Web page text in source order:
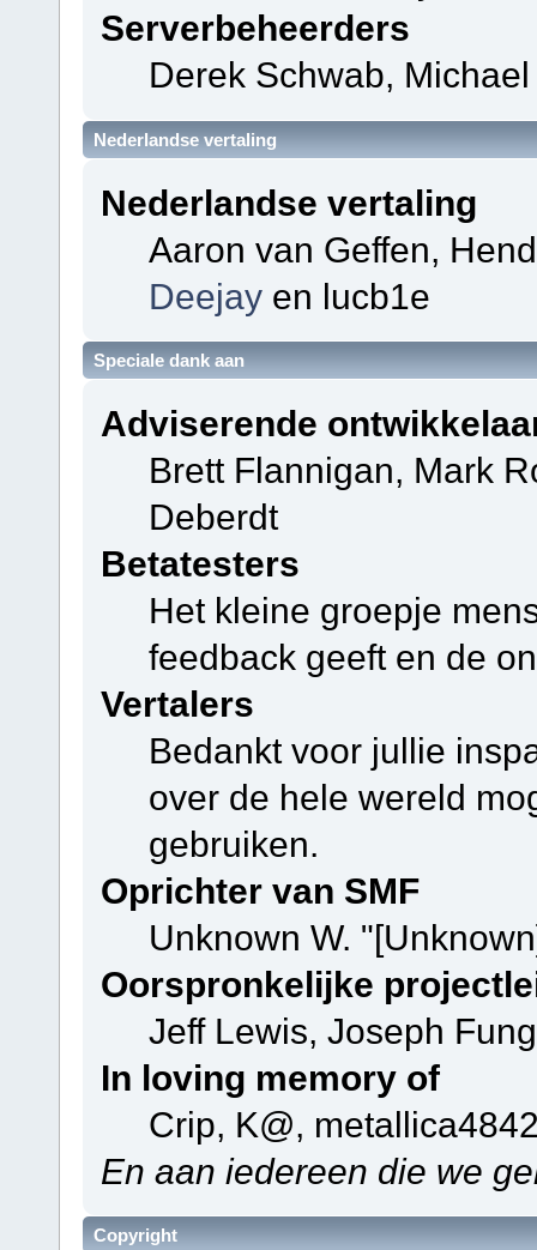
Serverbeheerders
Derek Schwab,
Nederlandse vertaling
Nederlandse vertaling
Aaron van Geffen,
Deejayen lucb1e
Speciale dank aan
Adviserende
Brett Flannigan, Mark
Deberdt
Betatesters
Het kleine groepje
feedback geeft en de
Vertalers
Bedankt voor jullie
over de hele wereld
gebruiken.
Oprichter van SMF
Unknown W.
Oorspronkelijke
Jeff Lewis, Joseph
In loving memory of
Crip, K@,
En aan iedereen die we
Copyright